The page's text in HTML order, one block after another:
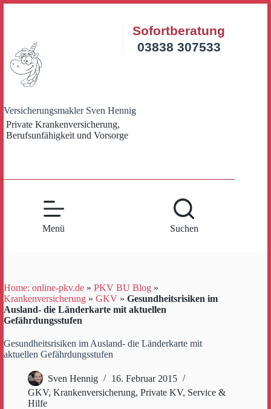
Versicherungsmakler Sven Hennig
Private Krankenversicherung,
Berufsunfähigkeit und Vorsorge
Sofortberatung
03838 307533
Menü Suchen
Home: online-pkv.de » PKV BU Blog »
Krankenversicherung » GKV » Gesundheitsrisiken im
Ausland- die Länderkarte mit aktuellen
Gefährdungsstufen
Gesundheitsrisiken im Ausland- die Länderkarte mit
aktuellen Gefährdungsstufen
Sven Hennig
16. Februar 2015
GKV, Krankenversicherung, Private KV, Service &
Hilfe